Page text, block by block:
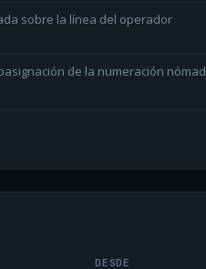
sobre la línea del operador
de la numeración
DESDE